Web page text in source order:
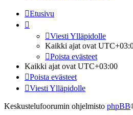
Etusivu
Viesti Ylläpidolle
Kaikki ajat ovat
Poista evästeet
Kaikki ajat ovat UTC+03:00
Poista evästeet
Viesti Ylläpidolle
Keskustelufoorumin ohjelmisto phpBB